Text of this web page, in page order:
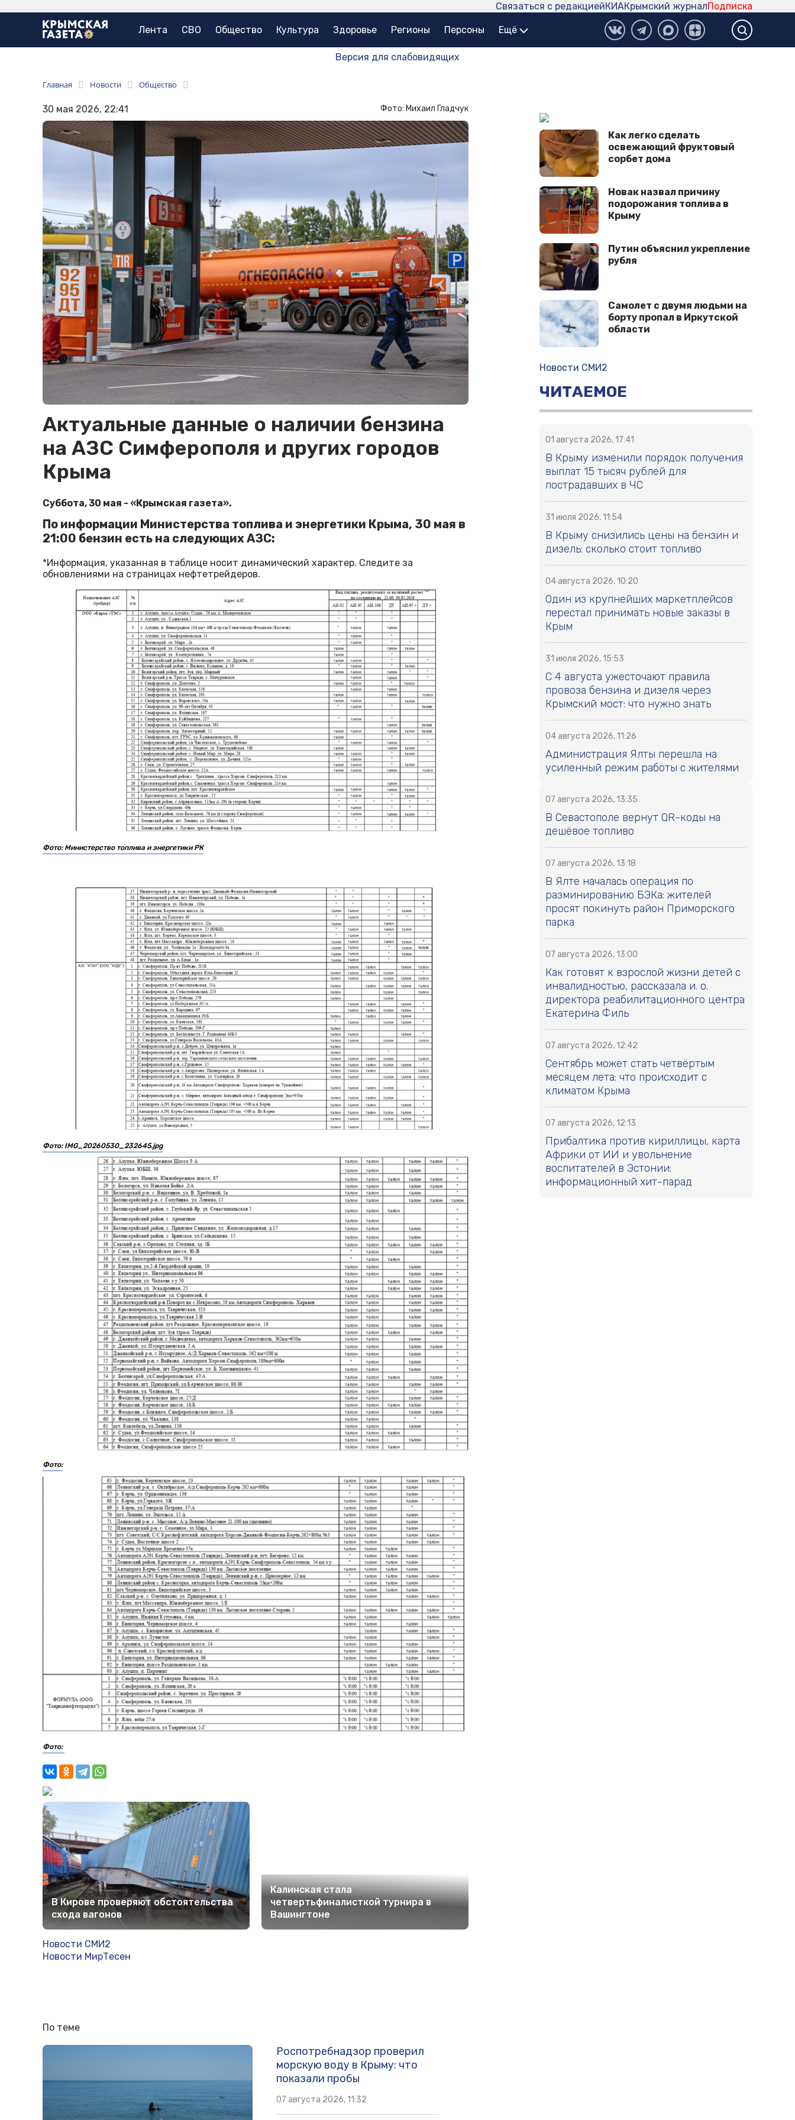
Подписка
Крымский журнал
КИА
Связаться с редакцией
Лента СВО Общество Культура Здоровье Регионы Персоны Ещё
Версия для слабовидящих
Главная Новости Общество
30 мая 2026, 22:41 Фото: Михаил Гладчук
Актуальные данные о наличии бензина
на АЗС Симферополя и других городов
Крыма
Суббота, 30 мая - «Крымская газета».
По информации Министерства топлива и энергетики Крыма, 30 мая в
21:00 бензин есть на следующих АЗС:
*Информация, указанная в таблице носит динамический характер. Следите за
обновлениями на страницах нефтетрейдеров.
Фото: Министерство топлива и энергетики РК
Фото: IMG_20260530_232645.jpg
Фото:
Фото:
В Кирове проверяют обстоятельства
схода вагонов
Калинская стала
четвертьфиналисткой турнира в
Вашингтоне
Новости СМИ2
Новости МирТесен
По теме
Роспотребнадзор проверил
морскую воду в Крыму: что
показали пробы
07 августа 2026, 11:32
Как легко сделать
освежающий фруктовый
сорбет дома
Новак назвал причину
подорожания топлива в
Крыму
Путин объяснил укрепление
рубля
Самолет с двумя людьми на
борту пропал в Иркутской
области
Новости СМИ2
ЧИТАЕМОЕ
01 августа 2026, 17:41
В Крыму изменили порядок получения
выплат 15 тысяч рублей для
пострадавших в ЧС
31 июля 2026, 11:54
В Крыму снизились цены на бензин и
дизель: сколько стоит топливо
04 августа 2026, 10:20
Один из крупнейших маркетплейсов
перестал принимать новые заказы в
Крым
31 июля 2026, 15:53
С 4 августа ужесточают правила
провоза бензина и дизеля через
Крымский мост: что нужно знать
04 августа 2026, 11:26
Администрация Ялты перешла на
усиленный режим работы с жителями
07 августа 2026, 13:35
В Севастополе вернут QR-коды на
дешёвое топливо
07 августа 2026, 13:18
В Ялте началась операция по
разминированию БЭКа: жителей
просят покинуть район Приморского
парка
07 августа 2026, 13:00
Как готовят к взрослой жизни детей с
инвалидностью, рассказала и. о.
директора реабилитационного центра
Екатерина Филь
07 августа 2026, 12:42
Сентябрь может стать четвёртым
месяцем лета: что происходит с
климатом Крыма
07 августа 2026, 12:13
Прибалтика против кириллицы, карта
Африки от ИИ и увольнение
воспитателей в Эстонии:
информационный хит-парад